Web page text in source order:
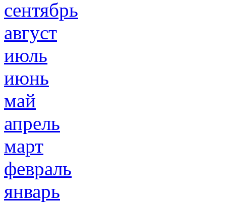
сентябрь
август
июль
июнь
май
апрель
март
февраль
январь